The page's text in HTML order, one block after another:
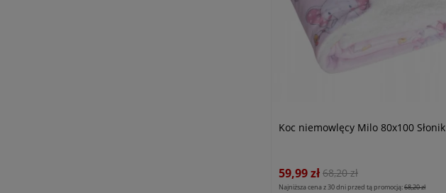
Koc niemowlęcy Milo 80x100 Słonik
59,99 zł 68,20 zł
Najniższa cena z 30 dni przed tą promocją:68,20 zł